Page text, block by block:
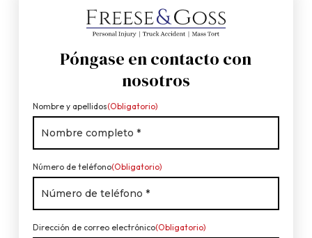
Póngase en contacto con
nosotros
Nombre y apellidos(Obligatorio)
Número de teléfono(Obligatorio)
Dirección de correo electrónico(Obligatorio)